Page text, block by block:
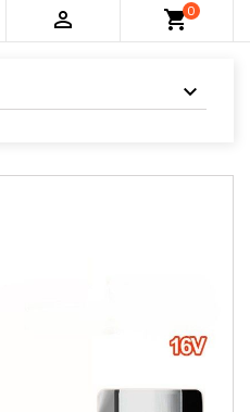
 shopping_cart0